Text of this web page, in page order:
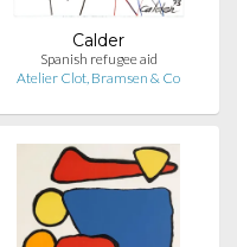
Calder
Spanish refugee aid
Atelier Clot, Bramsen & Co